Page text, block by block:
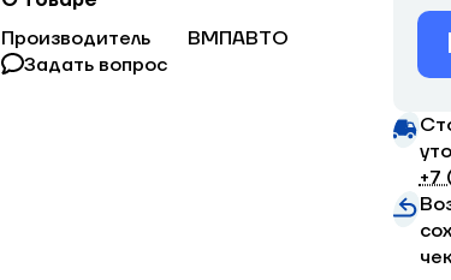
Производитель
ВМПАВТО
Задать вопрос
+7